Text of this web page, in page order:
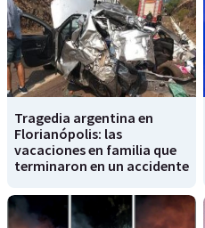
Tragedia argentina en
Florianópolis: las
vacaciones en familia que
terminaron en un accidente